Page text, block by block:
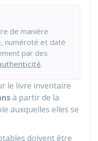
de manière
numéroté et daté
par des
.
le livre inventaire
à partir de la
auxquelles elles se
doivent être